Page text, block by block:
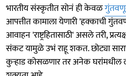
भारतीय संस्कृतीत सोनं ही केवळ
आपत्तीत कामाला येणारी 'हक्काची
आवाहन 'राष्ट्रहितासाठी' असले तरी,
संकट यामुळे उभं राहू शकत. छोट्या
कुऱ्हाड कोसळणार तर अनेक घरांमधील